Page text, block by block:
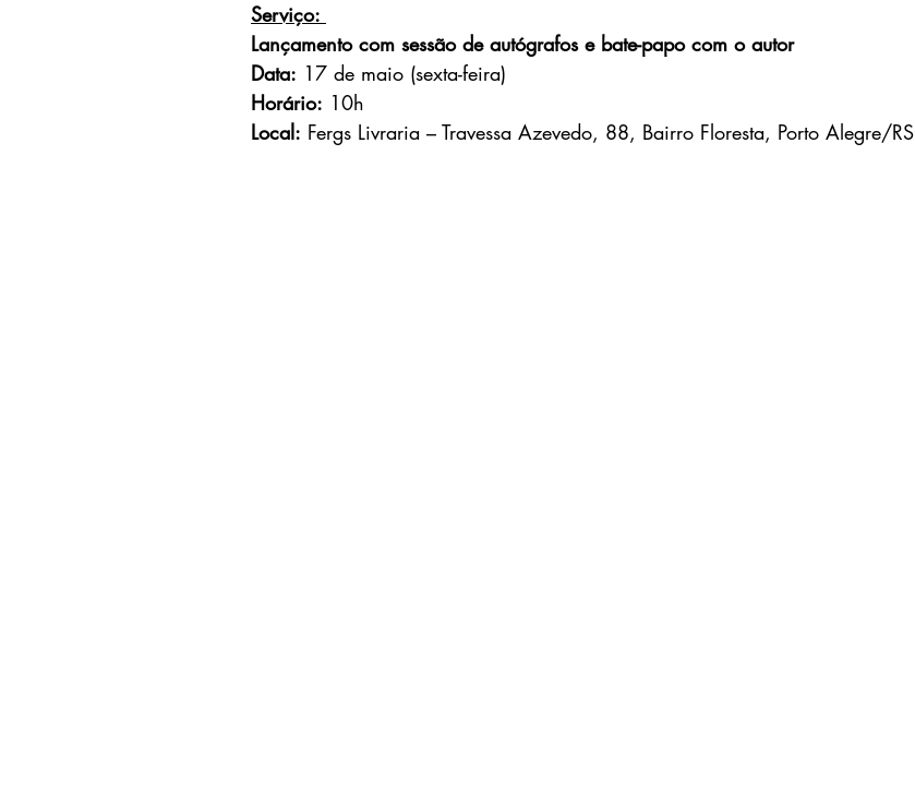
Serviço:
Lançamento com sessão de autógrafos e bate-papo com o autor
Data: 17 de maio (sexta-feira)
Horário: 10h
Local: Fergs Livraria – Travessa Azevedo, 88, Bairro Floresta, Porto Alegre/RS